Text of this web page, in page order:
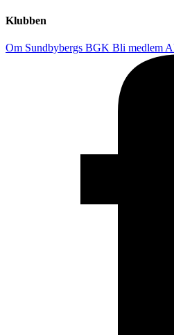
Klubben
Om Sundbybergs BGK Bli medlem